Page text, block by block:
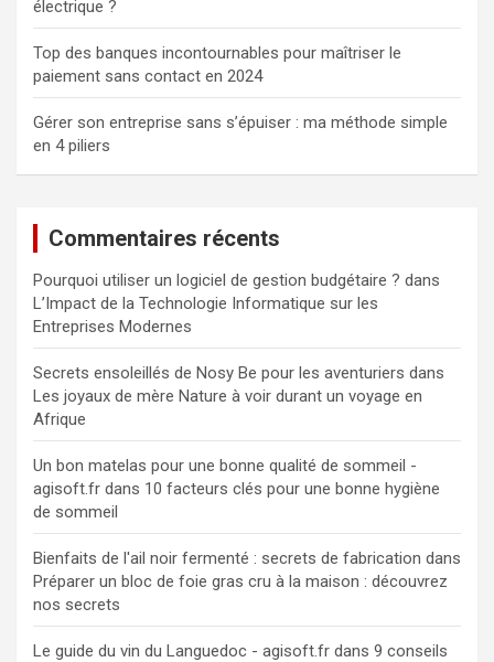
électrique ?
Top des banques incontournables pour maîtriser le
paiement sans contact en 2024
Gérer son entreprise sans s’épuiser : ma méthode simple
en 4 piliers
Commentaires récents
Pourquoi utiliser un logiciel de gestion budgétaire ? dans
L’Impact de la Technologie Informatique sur les
Entreprises Modernes
Secrets ensoleillés de Nosy Be pour les aventuriers dans
Les joyaux de mère Nature à voir durant un voyage en
Afrique
Un bon matelas pour une bonne qualité de sommeil -
agisoft.fr dans 10 facteurs clés pour une bonne hygiène
de sommeil
Bienfaits de l'ail noir fermenté : secrets de fabrication dans
Préparer un bloc de foie gras cru à la maison : découvrez
nos secrets
Le guide du vin du Languedoc - agisoft.fr dans 9 conseils